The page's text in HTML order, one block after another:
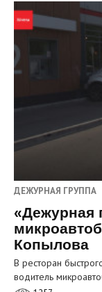
ДЕЖУРНАЯ ГРУППА
«Дежурная
Копылова
В ресторан
водитель